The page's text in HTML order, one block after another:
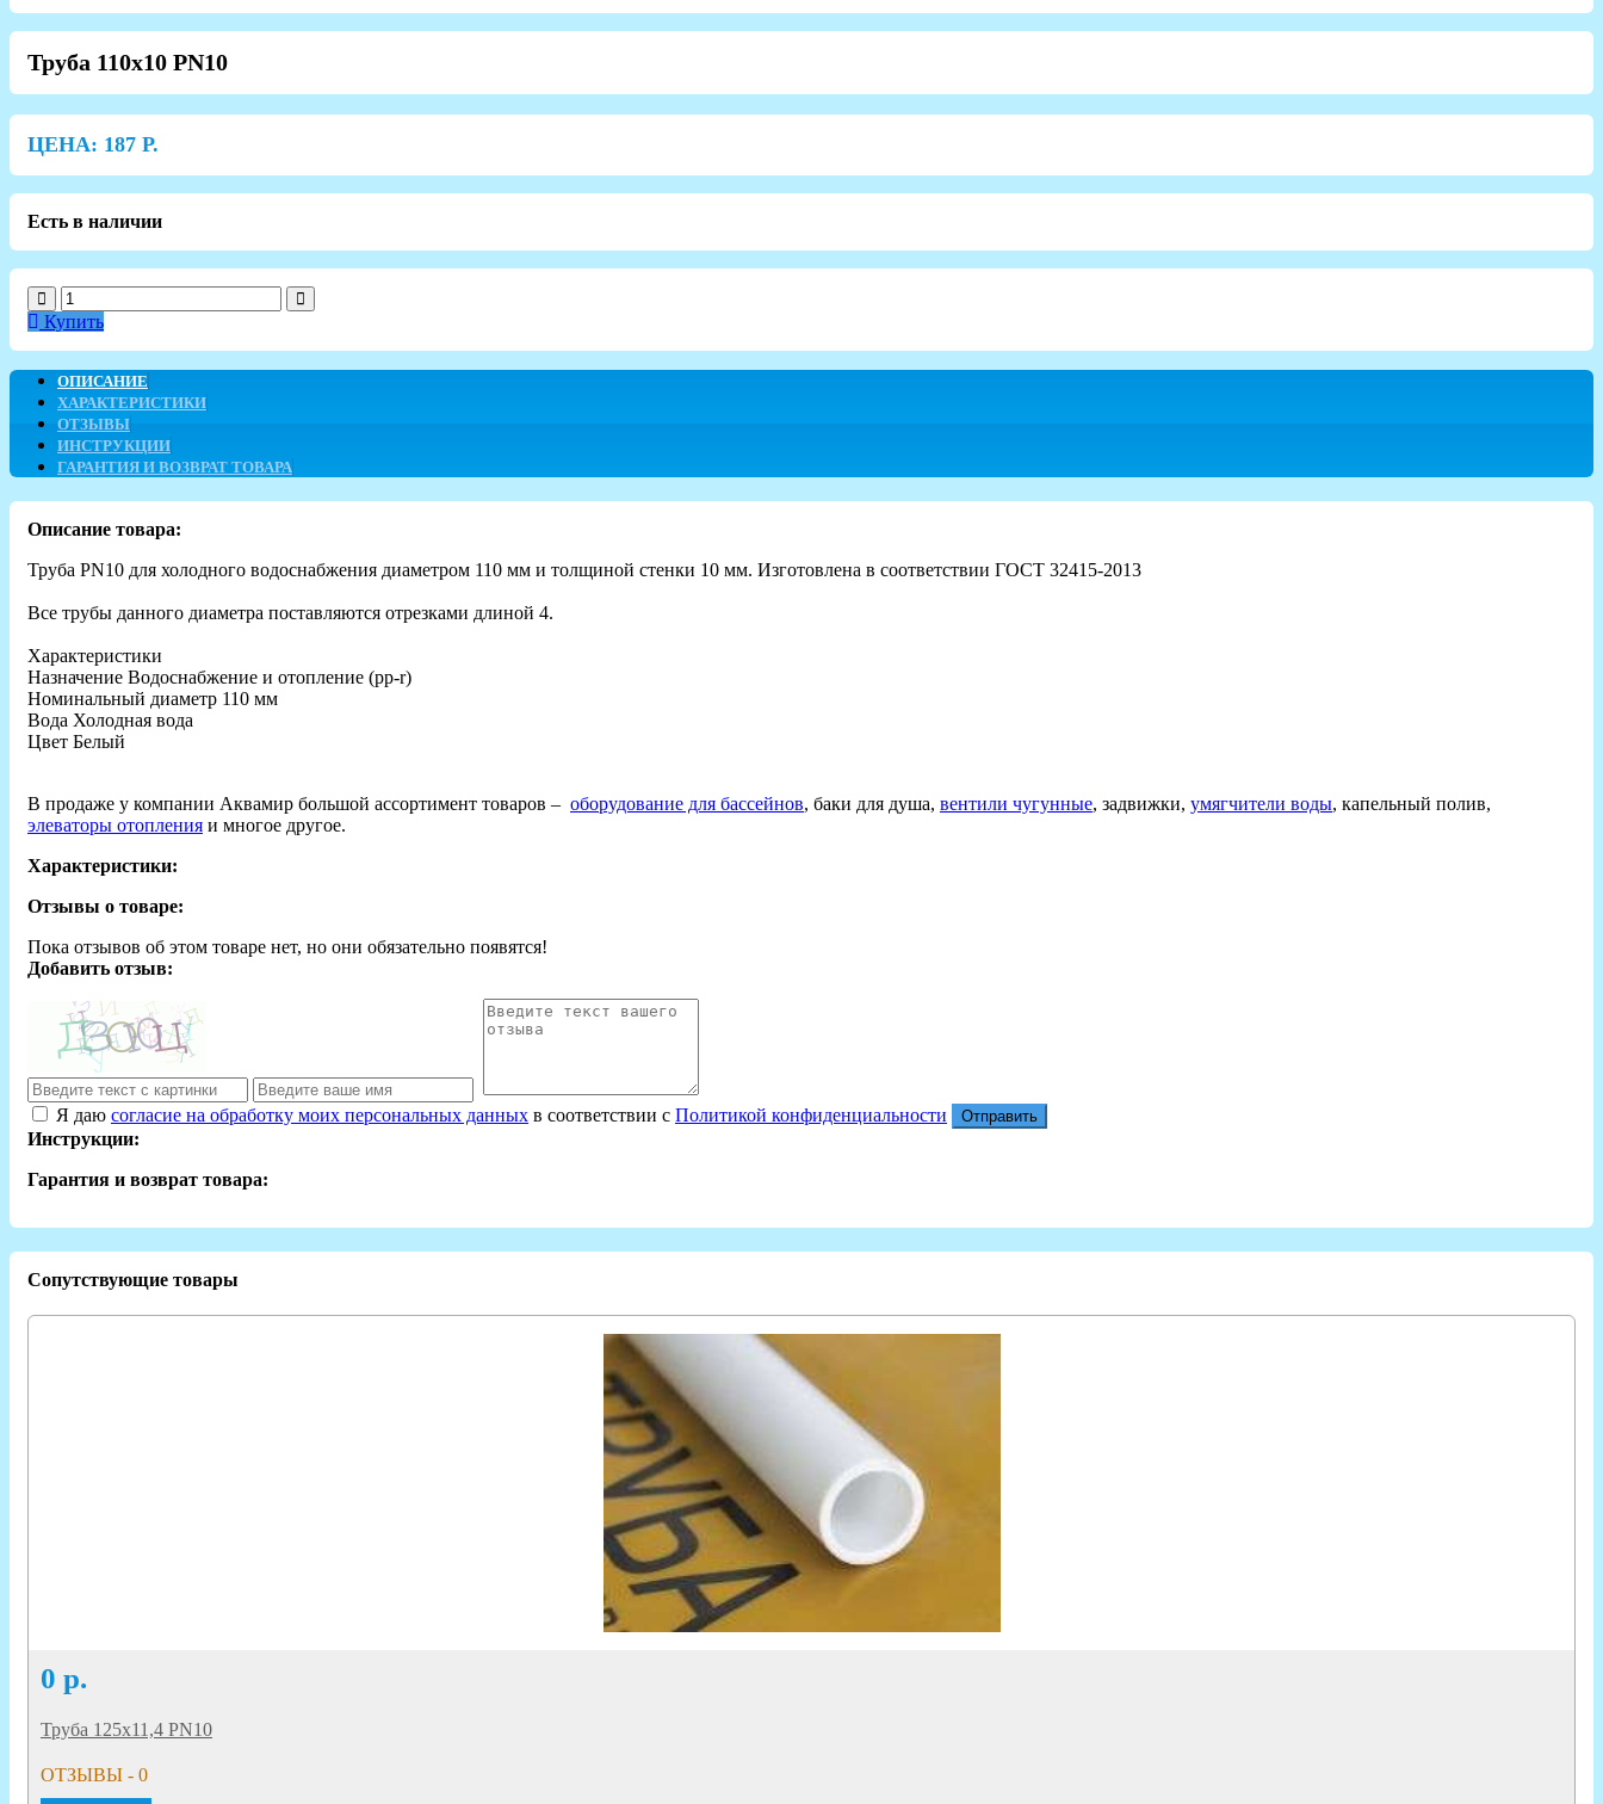
Труба 110х10 PN10
ЦЕНА: 187 Р.
Есть в наличии
Купить
ОПИСАНИЕ
ХАРАКТЕРИСТИКИ
ОТЗЫВЫ
ИНСТРУКЦИИ
ГАРАНТИЯ И ВОЗВРАТ ТОВАРА
Описание товара:
Труба PN10 для холодного водоснабжения диаметром 110 мм и толщиной стенки 10 мм. Изготовлена в соответствии ГОСТ 32415-2013
Все трубы данного диаметра поставляются отрезками длиной 4.
Характеристики
Назначение Водоснабжение и отопление (рр-r)
Номинальный диаметр 110 мм
Вода Холодная вода
Цвет Белый
В продаже у компании Аквамир большой ассортимент товаров – оборудование для бассейнов, баки для душа, вентили чугунные, задвижки, умягчители воды, капельный полив,
элеваторы отопления и многое другое.
Характеристики:
Отзывы о товаре:
Пока отзывов об этом товаре нет, но они обязательно появятся!
Добавить отзыв:
Я даю согласие на обработку моих персональных данных в соответствии с Политикой конфиденциальности Отправить
Инструкции:
Гарантия и возврат товара:
Сопутствующие товары
0 р.
Труба 125х11,4 PN10
ОТЗЫВЫ - 0